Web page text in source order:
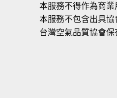
本服務不得作為商業
本服務不包含出具
台灣空氣品質協會